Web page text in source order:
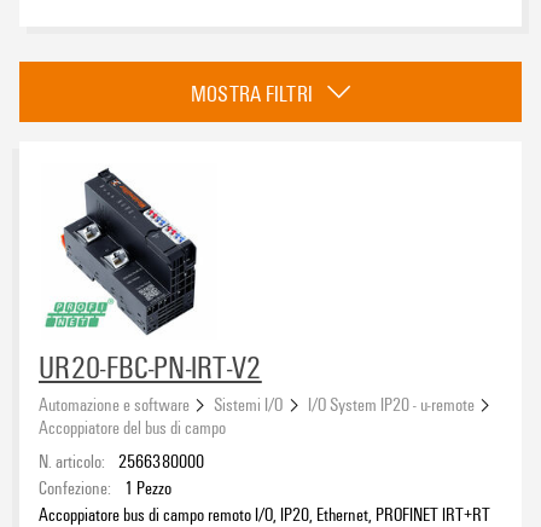
Categoria
Accoppiatore del bus di campo(16)
Accessori
Approvazioni
Sistema eCAD
MOSTRA FILTRI
UR20-FBC-PN-IRT-V2
Automazione e software Sistemi I/O
I/O System IP20 - u-remote
Accoppiatore del bus di campo
N. articolo: 2566380000
Confezione:
1 Pezzo
Accoppiatore bus di campo remoto I/O, IP20, Ethernet, PROFINET IRT+RT